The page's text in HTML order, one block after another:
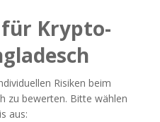
Krypto-
Risiken beim
zu bewerten. Bitte wählen
aus: